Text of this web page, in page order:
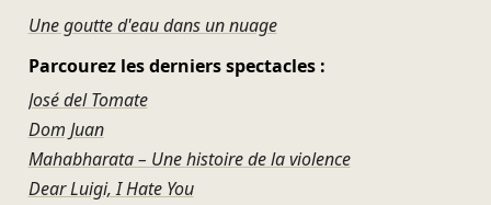
Une goutte d'eau dans un nuage
Parcourez les derniers spectacles :
José del Tomate
Dom Juan
Mahabharata – Une histoire de la violence
Dear Luigi, I Hate You